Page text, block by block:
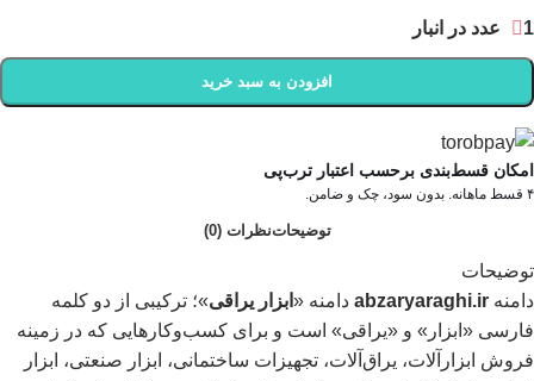
1 عدد در انبار
افزودن به سبد خرید
امکان قسط‌بندی برحسب اعتبار ترب‌پی
۴ قسط ماهانه. بدون سود، چک و ضامن.
توضیحاتنظرات (0)
توضیحات
دامنه abzaryaraghi.ir دامنه « ابزار یراقی»؛ ترکیبی از دو کلمه
فارسی «ابزار» و «یراقی» است و برای کسب‌وکارهایی که در زمینه
فروش ابزارآلات، یراق‌آلات، تجهیزات ساختمانی، ابزار صنعتی، ابزار